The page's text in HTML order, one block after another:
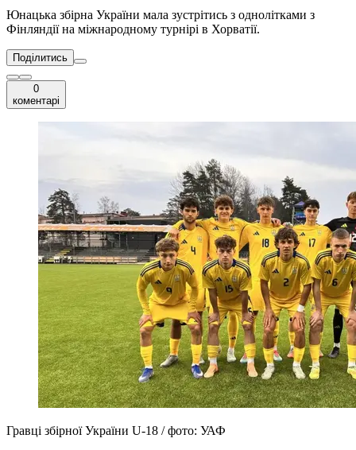
Юнацька збірна України мала зустрітись з однолітками з
Фінляндії на міжнародному турнірі в Хорватії.
Поділитись
0
коментарі
Гравці збірної України U-18 / фото: УАФ